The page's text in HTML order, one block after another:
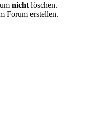
nicht löschen.
Forum erstellen.